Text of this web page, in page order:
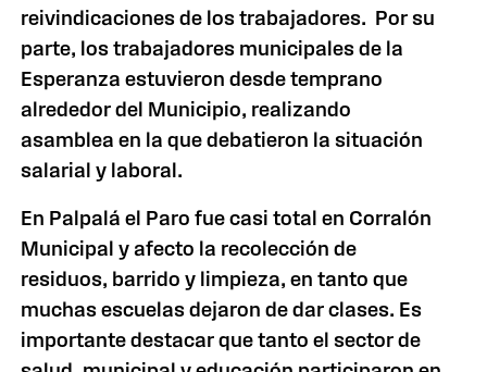
reivindicaciones de los trabajadores. Por su
parte, los trabajadores municipales de la
Esperanza estuvieron desde temprano
alrededor del Municipio, realizando
asamblea en la que debatieron la situación
salarial y laboral.
En Palpalá el Paro fue casi total en Corralón
Municipal y afecto la recolección de
residuos, barrido y limpieza, en tanto que
muchas escuelas dejaron de dar clases. Es
importante destacar que tanto el sector de